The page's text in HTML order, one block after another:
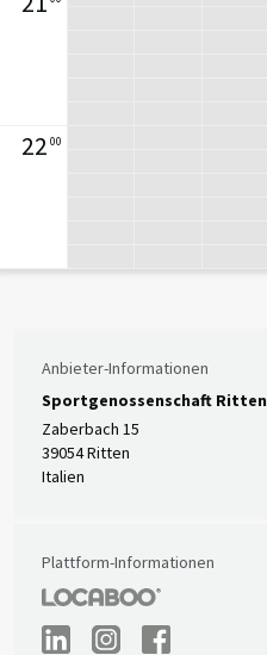
22 00
Anbieter-Informationen
Sportgenossenschaft Ritten
Zaberbach 15
39054 Ritten
Italien
Plattform-Informationen